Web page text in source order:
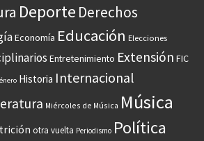
Deporte Derechos
Economía Educación Elecciones
Entretenimiento Extensión FIC
Historia Internacional
Miércoles de Música Música
otra vuelta Periodismo Política